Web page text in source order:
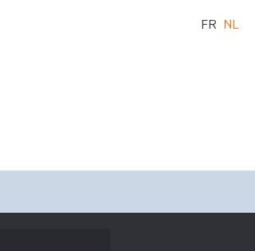
FR NL